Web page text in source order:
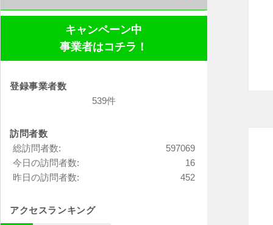
索:
キャンペーン中
事業者はコチラ！
登録事業者数
539件
訪問者数
597069
総訪問者数:
16
今日の訪問者数:
452
昨日の訪問者数:
アクセスランキング